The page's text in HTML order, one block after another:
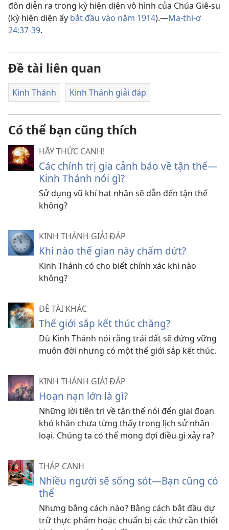
đôn diễn ra trong kỳ hiện diện vô hình của Chúa Giê-su
(kỳ hiện diện ấy bắt đầu vào năm 1914).​—Ma-thi-ơ
24:37-39.
Đề tài liên quan
Kinh Thánh Kinh Thánh giải đáp
Có thể bạn cũng thích
HÃY THỨC CANH!
Các chính trị gia cảnh báo về tận thế—
Kinh Thánh nói gì?
Sử dụng vũ khí hạt nhân sẽ dẫn đến tận thế
không?
KINH THÁNH GIẢI ĐÁP
Khi nào thế gian này chấm dứt?
Kinh Thánh có cho biết chính xác khi nào
không?
ĐỀ TÀI KHÁC
Thế giới sắp kết thúc chăng?
Dù Kinh Thánh nói rằng trái đất sẽ đứng vững
muôn đời nhưng có một thế giới sắp kết thúc.
KINH THÁNH GIẢI ĐÁP
Hoạn nạn lớn là gì?
Những lời tiên tri về tận thế nói đến giai đoạn
khó khăn chưa từng thấy trong lịch sử nhân
loại. Chúng ta có thể mong đợi điều gì xảy ra?
THÁP CANH
Nhiều người sẽ sống sót—Bạn cũng có
thể
Nhưng bằng cách nào? Bằng cách bắt đầu dự
trữ thực phẩm hoặc chuẩn bị các thứ cần thiết